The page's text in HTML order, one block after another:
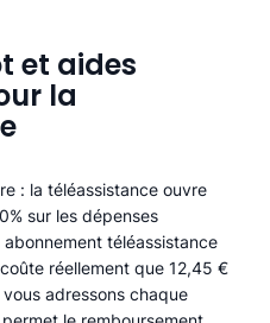
et aides
la
: la téléassistance ouvre
sur les dépenses
téléassistance
réellement que 12,45 €
adressons chaque